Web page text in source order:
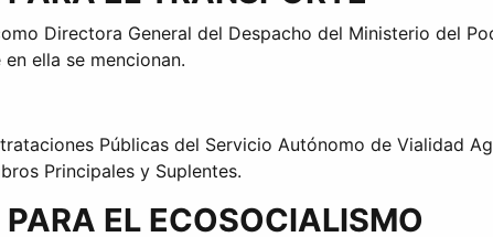
Directora General del Despacho del Ministerio del
ella se mencionan.
Públicas del Servicio Autónomo de Vialidad
Principales y Suplentes.
EL ECOSOCIALISMO